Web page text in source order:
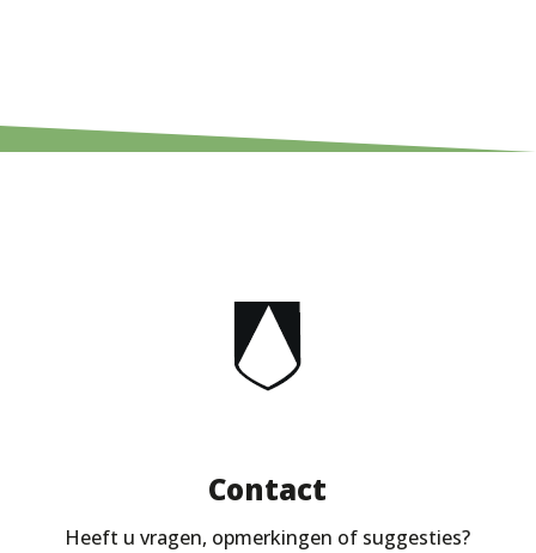
Contact
Heeft u vragen, opmerkingen of suggesties?